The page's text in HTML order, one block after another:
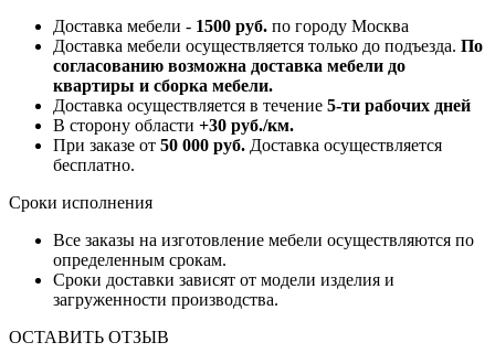
Доставка мебели - 1500 руб. по городу Москва
Доставка мебели осуществляется только до подъезда. По
согласованию возможна доставка мебели до
квартиры и сборка мебели.
Доставка осуществляется в течение 5-ти рабочих дней
В сторону области +30 руб./км.
При заказе от 50 000 руб. Доставка осуществляется
бесплатно.
Сроки исполнения
Все заказы на изготовление мебели осуществляются по
определенным срокам.
Сроки доставки зависят от модели изделия и
загруженности производства.
ОСТАВИТЬ ОТЗЫВ